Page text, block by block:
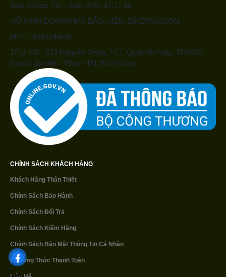
Bán Sỉ/Hợp Tác : Zalo 0797.37.77.88
HỘ KINH DOANH MŨ BẢO HIỂM BIKERSAIGON
MST : 8095144530
TRỤ SỞ : 213 Nguyễn Oanh, P17, Quận Gò Vấp, TPHCM
Người đại diện : Phạm Thị Thu Hương
CHÍNH SÁCH KHÁCH HÀNG
Khách Hàng Thân Thiết
Chính Sách Bảo Hành
Chính Sách Đổi Trả
Chính Sách Kiểm Hàng
Chính Sách Bảo Mật Thông Tin Cá Nhân
Phương Thức Thanh Toán